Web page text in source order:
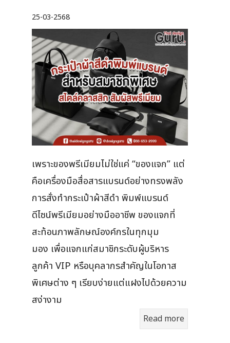
25-03-2568
เพราะของพรีเมียมไม่ใช่แค่ “ของแจก” แต่
คือเครื่องมือสื่อสารแบรนด์อย่างทรงพลัง
การสั่งทำกระเป๋าผ้าสีดำ พิมพ์แบรนด์
ดีไซน์พรีเมียมอย่างมืออาชีพ ของแจกที่
สะท้อนภาพลักษณ์องค์กรในทุกมุม
มอง เพื่อแจกแก่สมาชิกระดับผู้บริหาร
ลูกค้า VIP หรือบุคลากรสำคัญในโอกาส
พิเศษต่าง ๆ เรียบง่ายแต่แฝงไปด้วยความ
สง่างาม
Read more